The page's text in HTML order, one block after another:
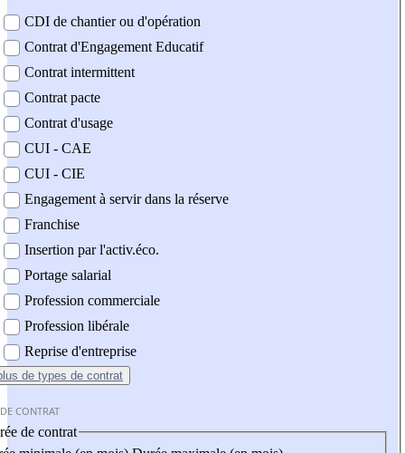
CDI de chantier ou d'opération
Contrat d'Engagement Educatif
Contrat intermittent
Contrat pacte
Contrat d'usage
CUI - CAE
CUI - CIE
Engagement à servir dans la réserve
Franchise
Insertion par l'activ.éco.
Portage salarial
Profession commerciale
Profession libérale
Reprise d'entreprise
de types de contrat
CONTRAT
de contrat